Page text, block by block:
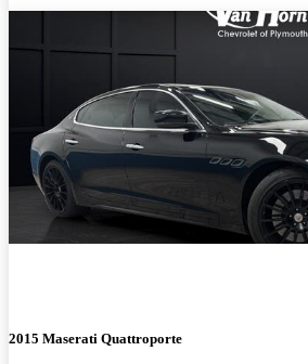
2015 Maserati Quattroporte